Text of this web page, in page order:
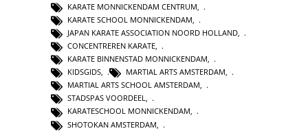
KARATE MONNICKENDAM CENTRUM
KARATE SCHOOL MONNICKENDAM,
JAPAN KARATE ASSOCIATION NOORD HOLLAND,
CONCENTREREN KARATE,
KARATE BINNENSTAD MONNICKENDAM,
KIDSGIDS, MARTIAL ARTS AMSTERDAM,
MARTIAL ARTS SCHOOL AMSTERDAM,
STADSPAS VOORDEEL,
KARATESCHOOL MONNICKENDAM,
SHOTOKAN AMSTERDAM